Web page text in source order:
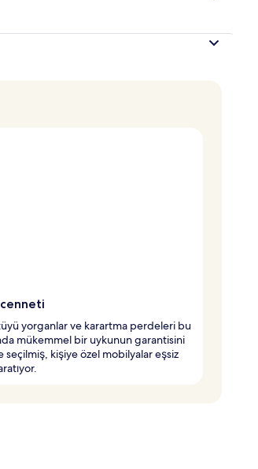
yorganlar ve karartma perdeleri bu
mükemmel bir uykunun garantisini
seçilmiş, kişiye özel mobilyalar eşsiz